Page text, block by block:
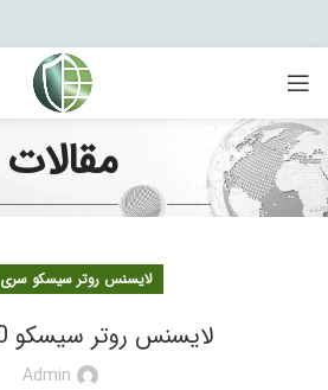
مقالات
لایسنس روتر سیسکو سری ISR
لایسنس روتر سیسکو ISR 3900
Admin